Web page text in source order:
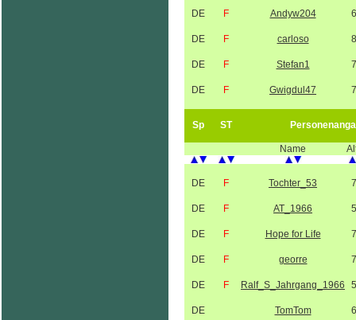
DE F Andyw204
DE F carloso
DE F Stefan1
DE F Gwigdul47
Sp ST
Name
DE F Tochter_53
DE F AT_1966
DE F Hope for Life
DE F georre
DE F Ralf_S_Jahrgang_1966
DE TomTom